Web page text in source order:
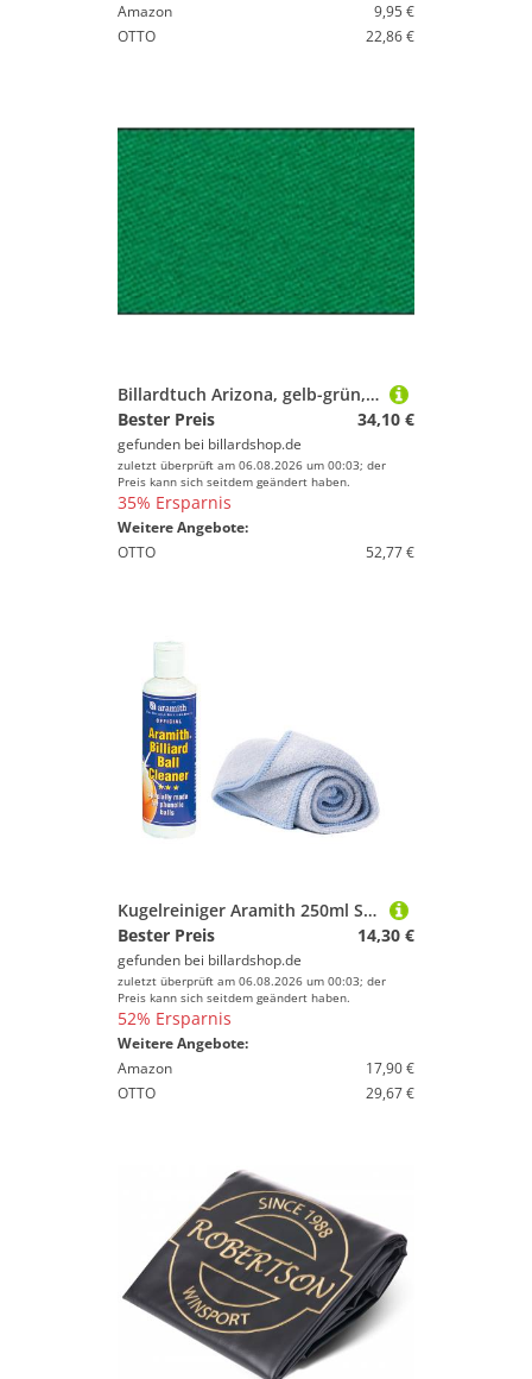
Amazon
9,95 €
OTTO
22,86 €
Billardtuch Arizona, gelb-grün, Tuchbreite 150cm
Bester Preis
34,10 €
gefunden bei billardshop.de
zuletzt überprüft am 06.08.2026 um 00:03; der
Preis kann sich seitdem geändert haben.
35% Ersparnis
Weitere Angebote:
OTTO
52,77 €
Kugelreiniger Aramith 250ml Set inkl. Mikrofasertuch
Bester Preis
14,30 €
gefunden bei billardshop.de
zuletzt überprüft am 06.08.2026 um 00:03; der
Preis kann sich seitdem geändert haben.
52% Ersparnis
Weitere Angebote:
Amazon
17,90 €
OTTO
29,67 €